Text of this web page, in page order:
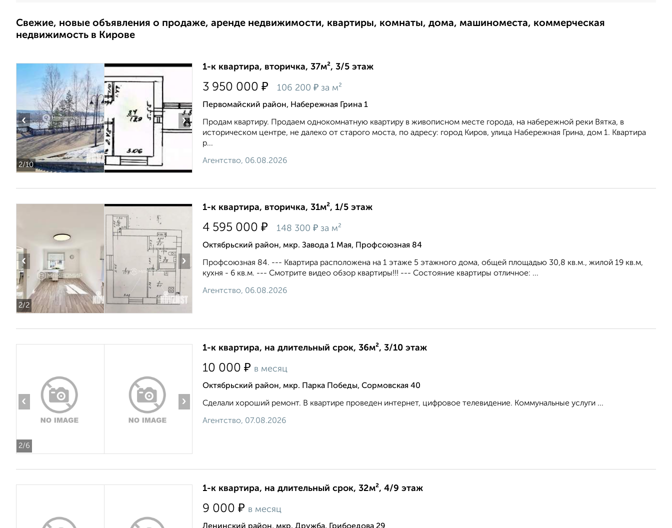
Свежие, новые объявления о продаже, аренде недвижимости, квартиры, комнаты, дома, машиноместа, коммерческая
недвижимость в Кирове
2/10
‹ ›
1-к квартира, вторичка, 37м², 3/5 этаж
3 950 000 ₽ 106 200 ₽ за м²
Первомайский район, Набережная Грина 1
Продам квартиру. Продаем однокомнатную квартиру в живописном месте города, на набережной реки Вятка, в
историческом центре, не далеко от старого моста, по адресу: город Киров, улица Набережная Грина, дом 1. Квартира
р...
Агентство, 06.08.2026
2/2
‹ ›
1-к квартира, вторичка, 31м², 1/5 этаж
4 595 000 ₽ 148 300 ₽ за м²
Октябрьский район, мкр. Завода 1 Мая, Профсоюзная 84
Профсоюзная 84. --- Квартира расположена на 1 этаже 5 этажного дома, общей площадью 30,8 кв.м., жилой 19 кв.м,
кухня - 6 кв.м. --- Смотрите видео обзор квартиры!!! --- Состояние квартиры отличное: ...
Агентство, 06.08.2026
2/6
‹ ›
1-к квартира, на длительный срок, 36м², 3/10 этаж
10 000 ₽ в месяц
Октябрьский район, мкр. Парка Победы, Сормовская 40
Сделали хороший ремонт. В квартире проведен интернет, цифровое телевидение. Коммунальные услуги ...
Агентство, 07.08.2026
1-к квартира, на длительный срок, 32м², 4/9 этаж
9 000 ₽ в месяц